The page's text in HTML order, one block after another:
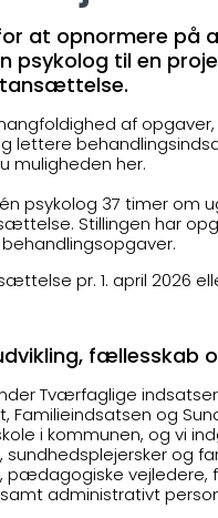
at opnormere på
psykolog til en
af
lettere
muligheden her.
én psykolog 37 timer
Stillingen har
pr. 1. april 2026
fællesskab
Tværfaglige
Familieindsatsen og
i kommunen, og vi
og
pædagogiske
administrativt